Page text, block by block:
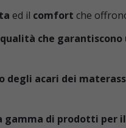
ed il comfort che
che garantiscono
acari dei
gamma di prodotti per